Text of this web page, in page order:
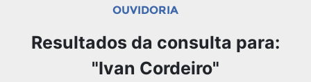
OUVIDORIA
Resultados da consulta para:
"Ivan Cordeiro"